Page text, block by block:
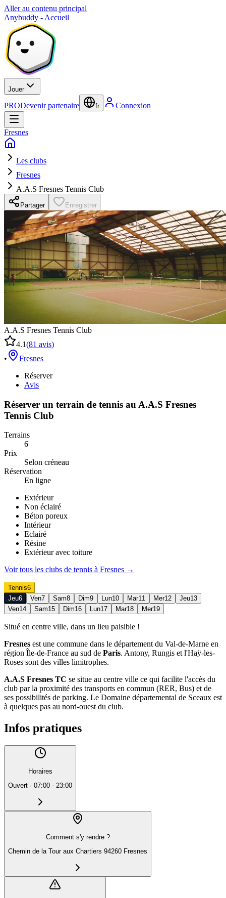
Aller au contenu principal
Anybuddy - Accueil
Jouer
PRODevenir partenaire fr Connexion
Fresnes
Les clubs
Fresnes
A.A.S Fresnes Tennis Club
Partager Enregistrer
A.A.S Fresnes Tennis Club
4.1(81 avis)
•
Fresnes
Réserver
Avis
Réserver un terrain de tennis au A.A.S Fresnes
Tennis Club
Terrains
6
Prix
Selon créneau
Réservation
En ligne
Extérieur
Non éclairé
Béton poreux
Intérieur
Eclairé
Résine
Extérieur avec toiture
Voir tous les clubs de tennis à Fresnes →
Tennis6
Jeu6 Ven7 Sam8 Dim9 Lun10 Mar11 Mer12 Jeu13
Ven14 Sam15 Dim16 Lun17 Mar18 Mer19
Situé en centre ville, dans un lieu paisible !
Fresnes est une commune dans le département du Val-de-Marne en
région Île-de-France au sud de Paris. Antony, Rungis et l'Haÿ-les-
Roses sont des villes limitrophes.
A.A.S Fresnes TC se situe au centre ville ce qui facilite l'accès du
club par la proximité des transports en commun (RER, Bus) et de
ses possibilités de parking. Le Domaine départemental de Sceaux est
à quelques pas au nord-ouest du club.
Infos pratiques
Horaires
Ouvert · 07:00 - 23:00
Comment s'y rendre ?
Chemin de la Tour aux Chartiers 94260 Fresnes